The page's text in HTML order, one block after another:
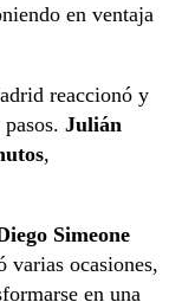
en ventaja
reaccionó y
Julián
,
Simeone
varias ocasiones,
en una